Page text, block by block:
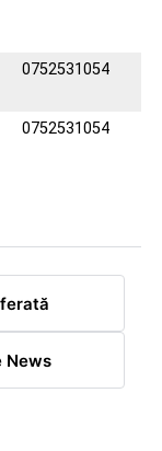
0752531054
0752531054
News